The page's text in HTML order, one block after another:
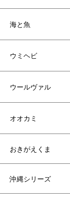
海と魚
ウミヘビ
ウールヴァル
オオカミ
おきがえくま
沖縄シリーズ